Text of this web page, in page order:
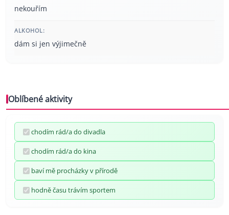
nekouřím
ALKOHOL:
dám si jen výjimečně
Oblíbené aktivity
chodím rád/a do divadla
chodím rád/a do kina
baví mě procházky v přírodě
hodně času trávím sportem